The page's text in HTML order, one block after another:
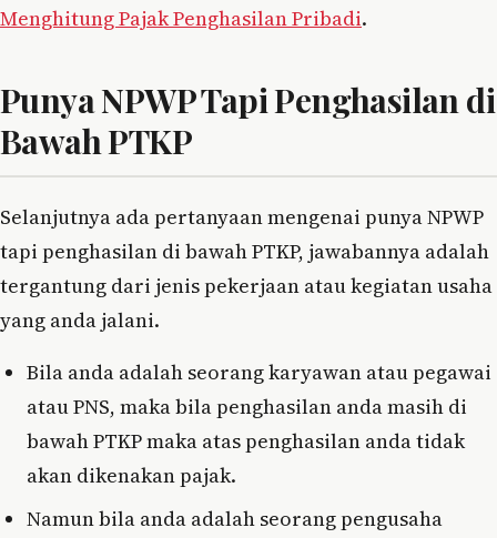
Menghitung Pajak Penghasilan Pribadi.
Punya NPWP Tapi Penghasilan di
Bawah PTKP
Selanjutnya ada pertanyaan mengenai punya NPWP
tapi penghasilan di bawah PTKP, jawabannya adalah
tergantung dari jenis pekerjaan atau kegiatan usaha
yang anda jalani.
Bila anda adalah seorang karyawan atau pegawai
atau PNS, maka bila penghasilan anda masih di
bawah PTKP maka atas penghasilan anda tidak
akan dikenakan pajak.
Namun bila anda adalah seorang pengusaha